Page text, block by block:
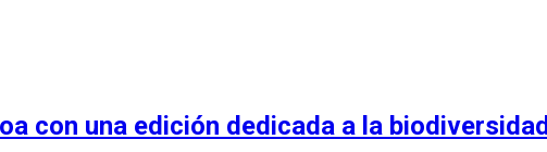
con una edición dedicada a la biodiversidad